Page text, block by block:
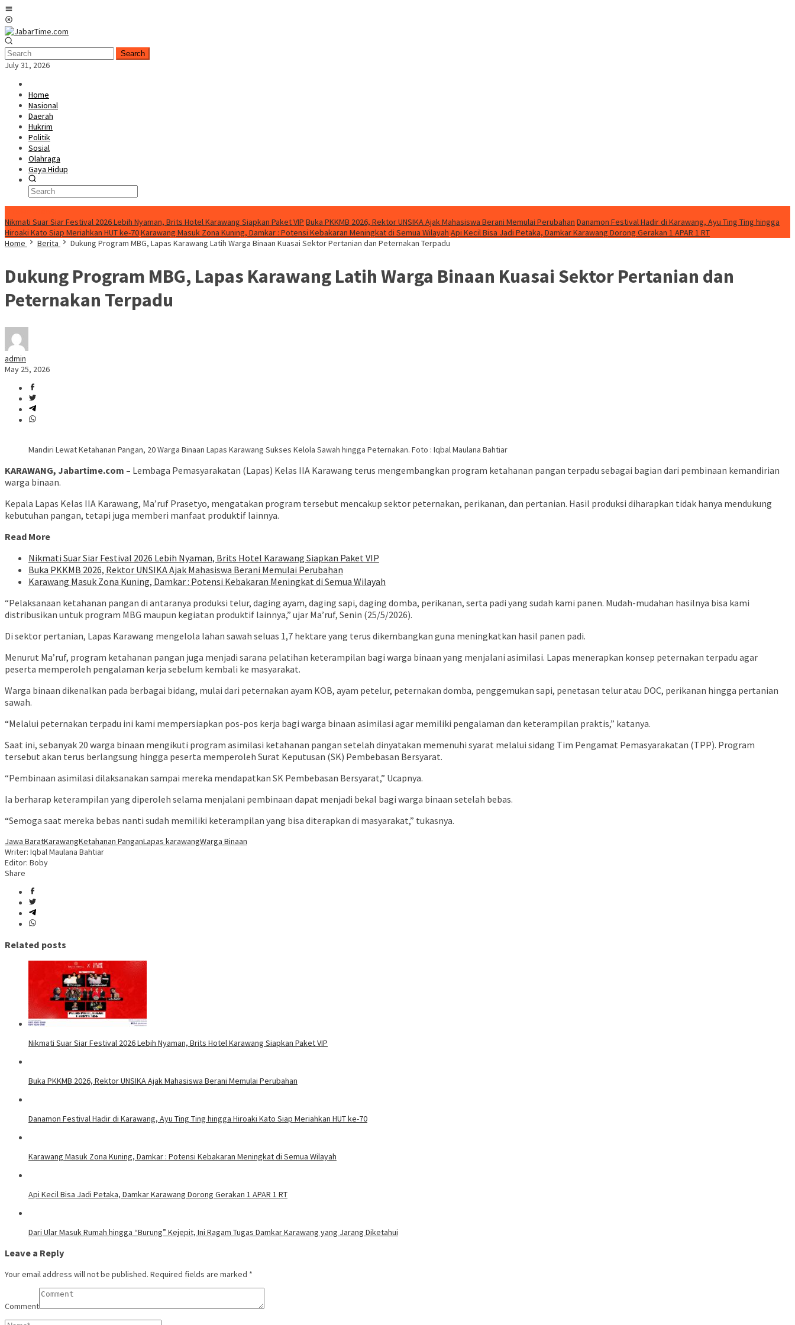
Skip
to
content
Search
July 31, 2026
Home
Nasional
Daerah
Hukrim
Politik
Sosial
Olahraga
Gaya Hidup
Nikmati Suar Siar Festival 2026 Lebih Nyaman, Brits Hotel Karawang Siapkan Paket VIP Buka PKKMB 2026, Rektor UNSIKA Ajak Mahasiswa Berani Memulai Perubahan Danamon Festival Hadir di Karawang, Ayu Ting Ting hingga
Hiroaki Kato Siap Meriahkan HUT ke-70Karawang Masuk Zona Kuning, Damkar : Potensi Kebakaran Meningkat di Semua Wilayah Api Kecil Bisa Jadi Petaka, Damkar Karawang Dorong Gerakan 1 APAR 1 RT
Home
Berita Dukung Program MBG, Lapas Karawang Latih Warga Binaan Kuasai Sektor Pertanian dan Peternakan Terpadu
Dukung Program MBG, Lapas Karawang Latih Warga Binaan Kuasai Sektor Pertanian dan
Peternakan Terpadu
admin
May 25, 2026
Mandiri Lewat Ketahanan Pangan, 20 Warga Binaan Lapas Karawang Sukses Kelola Sawah hingga Peternakan. Foto : Iqbal Maulana Bahtiar
KARAWANG, Jabartime.com – Lembaga Pemasyarakatan (Lapas) Kelas IIA Karawang terus mengembangkan program ketahanan pangan terpadu sebagai bagian dari pembinaan kemandirian
warga binaan.
Kepala Lapas Kelas IIA Karawang, Ma’ruf Prasetyo, mengatakan program tersebut mencakup sektor peternakan, perikanan, dan pertanian. Hasil produksi diharapkan tidak hanya mendukung
kebutuhan pangan, tetapi juga memberi manfaat produktif lainnya.
Read More
Nikmati Suar Siar Festival 2026 Lebih Nyaman, Brits Hotel Karawang Siapkan Paket VIP
Buka PKKMB 2026, Rektor UNSIKA Ajak Mahasiswa Berani Memulai Perubahan
Karawang Masuk Zona Kuning, Damkar : Potensi Kebakaran Meningkat di Semua Wilayah
“Pelaksanaan ketahanan pangan di antaranya produksi telur, daging ayam, daging sapi, daging domba, perikanan, serta padi yang sudah kami panen. Mudah-mudahan hasilnya bisa kami
distribusikan untuk program MBG maupun kegiatan produktif lainnya,” ujar Ma’ruf, Senin (25/5/2026).
Di sektor pertanian, Lapas Karawang mengelola lahan sawah seluas 1,7 hektare yang terus dikembangkan guna meningkatkan hasil panen padi.
Menurut Ma’ruf, program ketahanan pangan juga menjadi sarana pelatihan keterampilan bagi warga binaan yang menjalani asimilasi. Lapas menerapkan konsep peternakan terpadu agar
peserta memperoleh pengalaman kerja sebelum kembali ke masyarakat.
Warga binaan dikenalkan pada berbagai bidang, mulai dari peternakan ayam KOB, ayam petelur, peternakan domba, penggemukan sapi, penetasan telur atau DOC, perikanan hingga pertanian
sawah.
“Melalui peternakan terpadu ini kami mempersiapkan pos-pos kerja bagi warga binaan asimilasi agar memiliki pengalaman dan keterampilan praktis,” katanya.
Saat ini, sebanyak 20 warga binaan mengikuti program asimilasi ketahanan pangan setelah dinyatakan memenuhi syarat melalui sidang Tim Pengamat Pemasyarakatan (TPP). Program
tersebut akan terus berlangsung hingga peserta memperoleh Surat Keputusan (SK) Pembebasan Bersyarat.
“Pembinaan asimilasi dilaksanakan sampai mereka mendapatkan SK Pembebasan Bersyarat,” Ucapnya.
Ia berharap keterampilan yang diperoleh selama menjalani pembinaan dapat menjadi bekal bagi warga binaan setelah bebas.
“Semoga saat mereka bebas nanti sudah memiliki keterampilan yang bisa diterapkan di masyarakat,” tukasnya.
Jawa BaratKarawangKetahanan PanganLapas karawangWarga Binaan
Writer: Iqbal Maulana Bahtiar
Editor: Boby
Share
Related posts
Nikmati Suar Siar Festival 2026 Lebih Nyaman, Brits Hotel Karawang Siapkan Paket VIP
Buka PKKMB 2026, Rektor UNSIKA Ajak Mahasiswa Berani Memulai Perubahan
Danamon Festival Hadir di Karawang, Ayu Ting Ting hingga Hiroaki Kato Siap Meriahkan HUT ke-70
Karawang Masuk Zona Kuning, Damkar : Potensi Kebakaran Meningkat di Semua Wilayah
Api Kecil Bisa Jadi Petaka, Damkar Karawang Dorong Gerakan 1 APAR 1 RT
Dari Ular Masuk Rumah hingga “Burung” Kejepit, Ini Ragam Tugas Damkar Karawang yang Jarang Diketahui
Leave a Reply
Your email address will not be published. Required fields are marked *
Comment